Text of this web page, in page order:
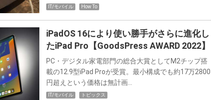
IT/モバイル How To
iPadOS 16により使い勝手がさらに進化し
たiPad Pro【GoodsPress AWARD 2022】
PC・デジタル家電部門の総合大賞としてM2チップ搭
載の12.9型iPad Proが受賞。最小構成でも約17万2800
円超えという価格は無計画…
IT/モバイル トピックス